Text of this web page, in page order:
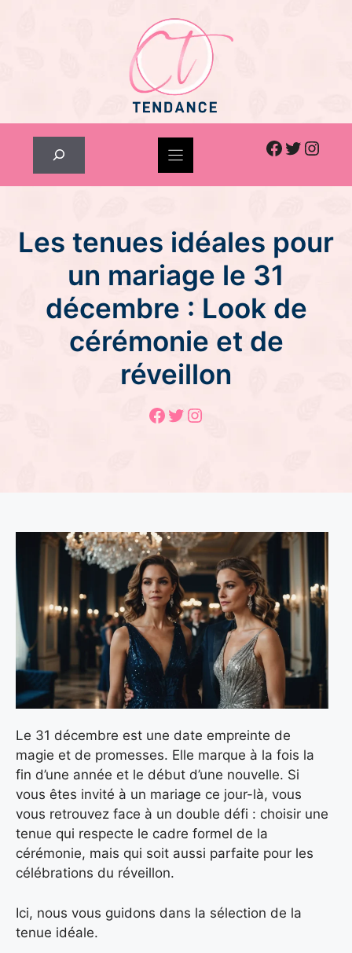
Facebook
Twitter
Les tenues idéales pour
un mariage le 31
décembre : Look de
cérémonie et de
réveillon
Facebook
Twitter
Instagram
Le 31 décembre est une date empreinte de
magie et de promesses. Elle marque à la fois la
fin d’une année et le début d’une nouvelle. Si
vous êtes invité à un mariage ce jour-là, vous
vous retrouvez face à un double défi : choisir une
tenue qui respecte le cadre formel de la
cérémonie, mais qui soit aussi parfaite pour les
célébrations du réveillon.
Ici, nous vous guidons dans la sélection de la
tenue idéale.